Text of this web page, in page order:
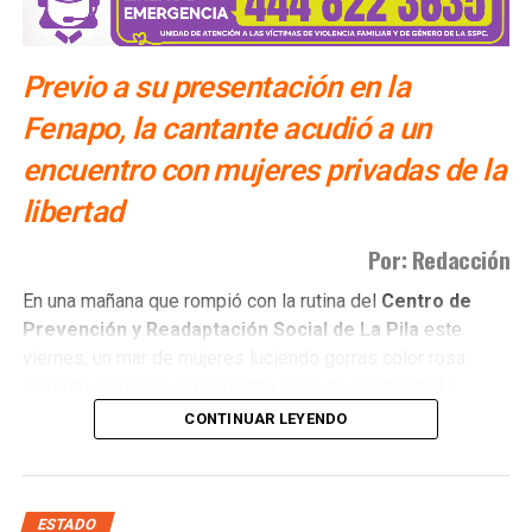
Previo a su presentación en la
Fenapo, la cantante acudió a un
encuentro con mujeres privadas de la
libertad
Por: Redacción
​En una mañana que rompió con la rutina del Centro de
Prevención y Readaptación Social de La Pila este
invitada muy especial, la
CONTINUAR LEYENDO
ESTADO